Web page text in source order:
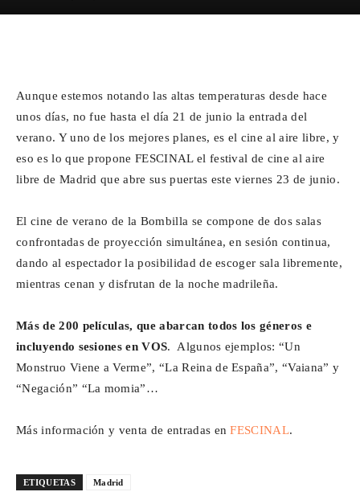
Cinéfilos
Aunque estemos notando las altas temperaturas desde hace
unos días, no fue hasta el día 21 de junio la entrada del
verano. Y uno de los mejores planes, es el cine al aire libre, y
eso es lo que propone FESCINAL el festival de cine al aire
libre de Madrid que abre sus puertas este viernes 23 de junio.
El cine de verano de la Bombilla se compone de dos salas
confrontadas de proyección simultánea, en sesión continua,
dando al espectador la posibilidad de escoger sala libremente,
mientras cenan y disfrutan de la noche madrileña.
Más de 200 películas, que abarcan todos los géneros e
incluyendo sesiones en VOS. Algunos ejemplos: “Un
Monstruo Viene a Verme”, “La Reina de España”, “Vaiana” y
“Negación” “La momia”…
Más información y venta de entradas enFESCINAL.
ETIQUETAS Madrid